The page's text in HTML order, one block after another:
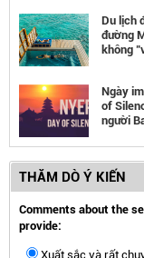
Du lịch
đường
không
Ngày
of
người
THĂM DÒ Ý KIẾN
Comments about the
provide:
Xuất sắc và rất